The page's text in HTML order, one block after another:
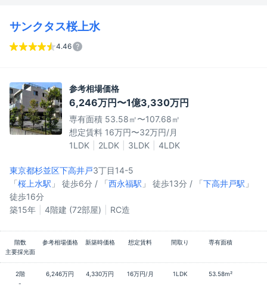
サンクタス桜上水
4.46
参考相場価格
6,246万円〜1億3,330万円
専有面積 53.58㎡〜107.68㎡
想定賃料 16万円〜32万円/月
1LDK
2LDK 3LDK 4LDK
東京都杉並区下高井戸3丁目14-5
「桜上水駅 」 徒歩6分 / 「西永福駅 」 徒歩13分 / 「下高井戸駅 」
徒歩16分
築15年
4階建 (72部屋) RC造
階数 参考相場価格 新築時価格 想定賃料 間取り
専有面積
主要採光面
2階 6,246万円 4,330万円 16万円/月 1LDK
53.58m²
-